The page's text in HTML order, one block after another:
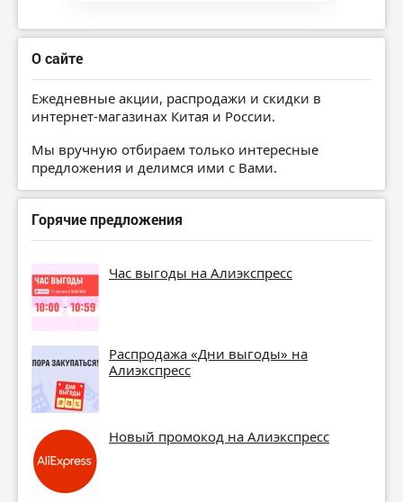
О сайте
Ежедневные акции, распродажи и скидки в
интернет-магазинах Китая и России.
Мы вручную отбираем только интересные
предложения и делимся ими с Вами.
Горячие предложения
Час выгоды на Алиэкспресс
Распродажа «Дни выгоды» на
Алиэкспресс
Новый промокод на Алиэкспресс